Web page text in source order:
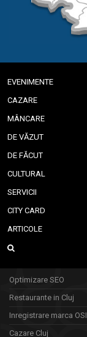
EVENIMENTE
CAZARE
MÂNCARE
DE VĂZUT
DE FĂCUT
CULTURAL
SERVICII
CITY CARD
ARTICOLE
Optimizare SEO
Restaurante in Cluj
Inregistrare marca
Cazare Cluj